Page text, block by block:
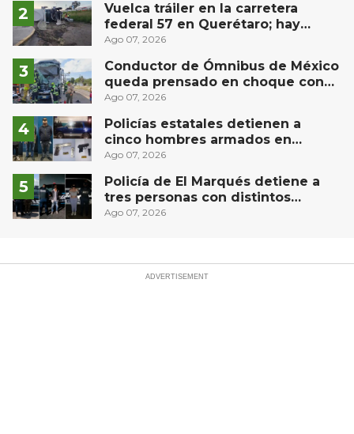
Vuelca tráiler en la carretera
federal 57 en Querétaro; hay
derrame de combustible
controlado, sin lesionados
Ago 07, 2026
Conductor de Ómnibus de México
queda prensado en choque con
materialista en San Juan del Río
Ago 07, 2026
Policías estatales detienen a
cinco hombres armados en
Puebla capital
Ago 07, 2026
Policía de El Marqués detiene a
tres personas con distintos
narcóticos
Ago 07, 2026